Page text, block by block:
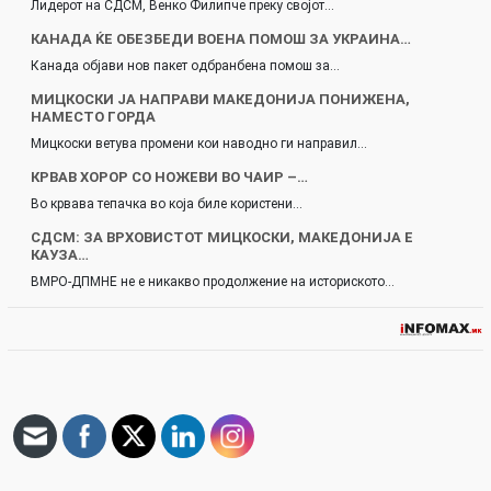
Лидерот на СДСМ, Венко Филипче преку својот…
КАНАДА ЌЕ ОБЕЗБЕДИ ВОЕНА ПОМОШ ЗА УКРАИНА…
Канада објави нов пакет одбранбена помош за…
МИЦКОСКИ ЈА НАПРАВИ МАКЕДОНИЈА ПОНИЖЕНА,
НАМЕСТО ГОРДА
Мицкоски ветува промени кои наводно ги направил…
КРВАВ ХОРОР СО НОЖЕВИ ВО ЧАИР –…
Во крвава тепачка во која биле користени…
СДСМ: ЗА ВРХОВИСТОТ МИЦКОСКИ, МАКЕДОНИЈА Е
КАУЗА…
ВМРО-ДПМНЕ не е никакво продолжение на историското…